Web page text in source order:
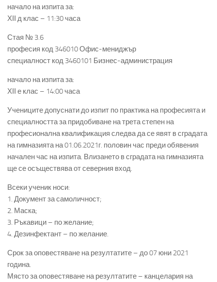
начало на изпита за:
ХІІ д клас – 11:30 часа
Стая № 3.6
професия код 346010 Офис-мениджър
специалност код 3460101 Бизнес-администрация
начало на изпита за:
ХІІ е клас – 14:00 часа
Учениците допуснати до изпит по практика на професията и
специалността за придобиване на трета степен на
професионална квалификация следва да се явят в сградата
на гимназията на 01.06.2021г. половин час преди обявения
начален час на изпита. Влизането в сградата на гимназията
ще се осъществява от северния вход.
Всеки ученик носи:
1. Документ за самоличност;
2. Маска;
3. Ръкавици – по желание;
4. Дезинфектант – по желание.
Срок за оповестяване на резултатите – до 07 юни 2021
година.
Място за оповестяване на резултатите – канцелария на